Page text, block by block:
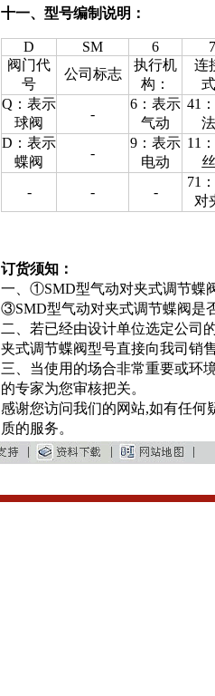
十一、型号编制说明：
D SM 6
阀门代
号
公司标志
执行机
构：
连
Q：表示
球阀
-
6：表示
气动
41
D：表示
蝶阀
-
9：表示
电动
11
-
- -
71
对
订货须知：
一、①SMD型气动对夹式调节蝶
③SMD型气动对夹式调节蝶阀是
二、若已经由设计单位选定公司
夹式调节蝶阀型号直接向我司销
三、当使用的场合非常重要或环
的专家为您审核把关。
感谢您访问我们的网站,如有任何
质的服务。